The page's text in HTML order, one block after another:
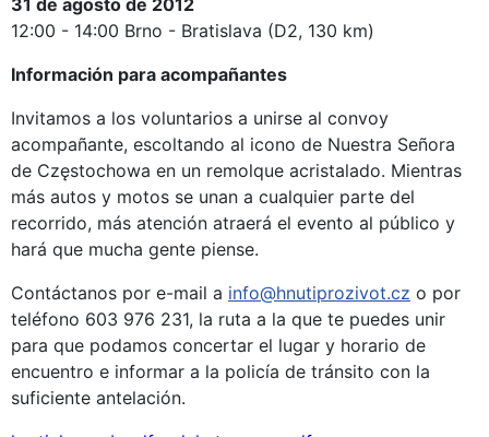
31 de agosto de 2012
12:00 - 14:00 Brno - Bratislava (D2, 130 km)
Información para acompañantes
Invitamos a los voluntarios a unirse al convoy
acompañante, escoltando al icono de Nuestra Señora
de Częstochowa en un remolque acristalado. Mientras
más autos y motos se unan a cualquier parte del
recorrido, más atención atraerá el evento al público y
hará que mucha gente piense.
Contáctanos por e-mail a info@hnutiprozivot.cz o por
teléfono 603 976 231, la ruta a la que te puedes unir
para que podamos concertar el lugar y horario de
encuentro e informar a la policía de tránsito con la
suficiente antelación.